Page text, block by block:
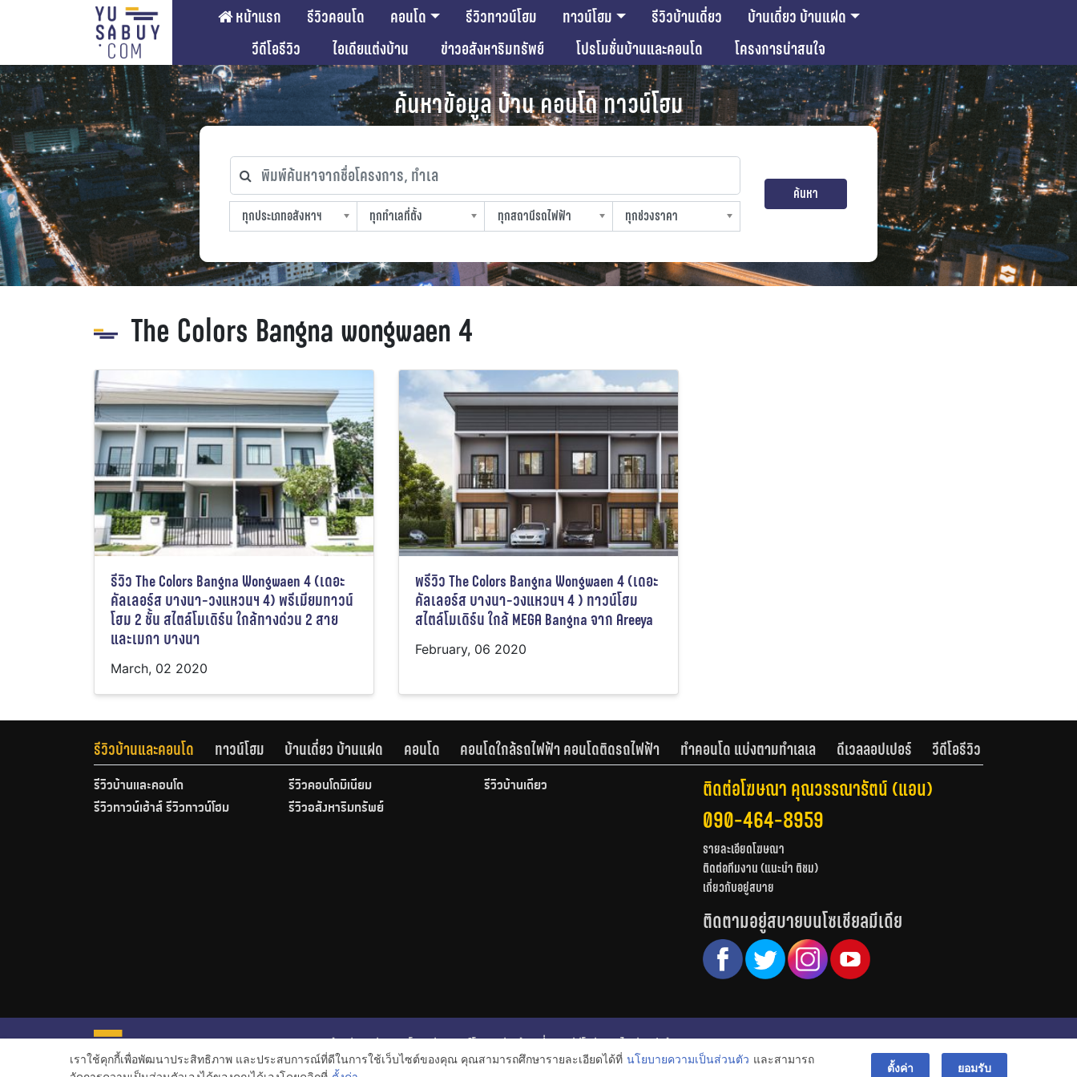
หน้าแรก รีวิวคอนโด คอนโด รีวิวทาวน์โฮม ทาวน์โฮม รีวิวบ้านเดี่ยว
บ้านเดี่ยว บ้านแฝด
วีดีโอรีวิว
ไอเดียแต่งบ้าน ข่าวอสังหาริมทรัพย์ โปรโมชั่นบ้านและคอนโด โครงการน่าสนใจ
ค้นหาข้อมูล บ้าน คอนโด ทาวน์โฮม
พิมพ์ค้นหาจากชื่อโครงการ, ทำเล
ทุกประเภทอสังหาฯ
ทุกประเภทอสังหาฯ
ทุกทำเลที่ตั้ง
ทุกทำเลที่ตั้ง
ทุกสถานีรถไฟฟ้า
ทุกสถานีรถไฟฟ้า
ทุกช่วงราคา
ทุกช่วงราคา
ค้นหา
The Colors Bangna wongwaen 4
รีวิว The Colors Bangna Wongwaen 4 (เดอะ
คัลเลอร์ส บางนา-วงแหวนฯ 4) พรีเมียมทาวน์
โฮม 2 ชั้น สไตล์โมเดิร์น ใกล้ทางด่วน 2 สาย
และเมกา บางนา
March, 02 2020
พรีวิว The Colors Bangna Wongwaen 4 (เดอะ
คัลเลอร์ส บางนา-วงแหวนฯ 4 ) ทาวน์โฮม
สไตล์โมเดิร์น ใกล้ MEGA Bangna จาก Areeya
February, 06 2020
รีวิวบ้านและคอนโด ทาวน์โฮม บ้านเดี่ยว บ้านแฝด คอนโด คอนโดใกล้รถไฟฟ้า คอนโดติดรถไฟฟ้า ทำคอนโด แบ่งตามทำเลเล ดีเวลลอปเปอร์ วีดีโอรีวิว
รีวิวบ้านและคอนโด รีวิวคอนโดมิเนียม
รีวิวบ้านเดี่ยว
รีวิวทาวน์เฮ้าส์ รีวิวทาวน์โฮม
รีวิวอสังหาริมทรัพย์
ติดต่อโฆษณา คุณวรรณารัตน์ (แอน)
090-464-8959
รายละเอียดโฆษณา
ติดต่อทีมงาน (แนะนำ ติชม)
เกี่ยวกับอยู่สบาย
ติดตามอยู่สบายบนโซเชียลมีเดีย
หน้าหลัก รีวิวคอนโด รีวิวทาวน์โฮม รีวิวบ้านเดี่ยว วีดีโอรีวิว
ไอเดียแต่งบ้าน
ข่าวอสังหาริมทรัพย์
โปรโมชั่นบ้านและคอนโด
© สงวนลิขสิทธิ์ 2556-2564
เราใช้คุกกี้เพื่อพัฒนาประสิทธิภาพ และประสบการณ์ที่ดีในการใช้เว็บไซต์ของคุณ คุณสามารถศึกษารายละเอียดได้ที่ นโยบายความเป็นส่วนตัว และสามารถ
ตั้งค่า ยอมรับ